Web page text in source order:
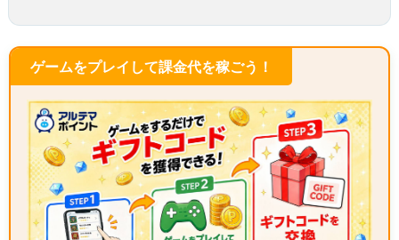
ゲームをプレイして課金代を稼ごう！